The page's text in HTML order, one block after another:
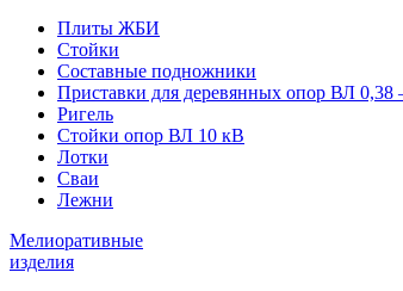
Плиты ЖБИ
Стойки
Составные подножники
Приставки для деревянных опор ВЛ
Ригель
Стойки опор ВЛ 10 кВ
Лотки
Сваи
Лежни
Мелиоративные
изделия